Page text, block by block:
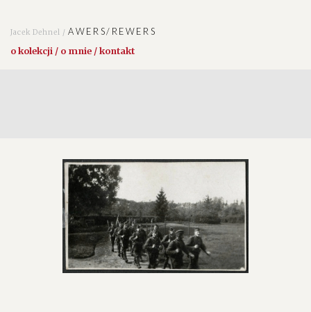
Jacek Dehnel /AWERS/REWERS
o kolekcji / o mnie / kontakt